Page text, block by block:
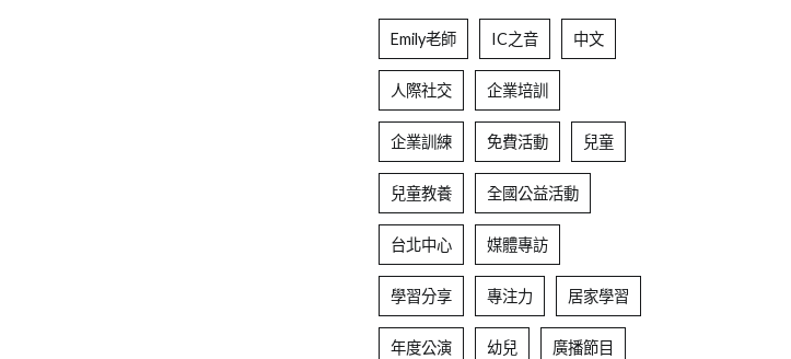
Emily老師 IC之音 中文
人際社交 企業培訓
企業訓練 免費活動 兒童
兒童教養 全國公益活動
台北中心 媒體專訪
學習分享 專注力 居家學習
年度公演 幼兒 廣播節目